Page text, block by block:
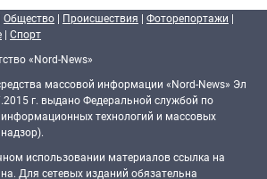
Общество | Происшествия | Фоторепортажи |
| Спорт
«Nord-News»
массовой информации «Nord-News» Эл
г. выдано Федеральной службой по
информационных технологий и массовых
использовании материалов ссылка на
Для сетевых изданий обязательна